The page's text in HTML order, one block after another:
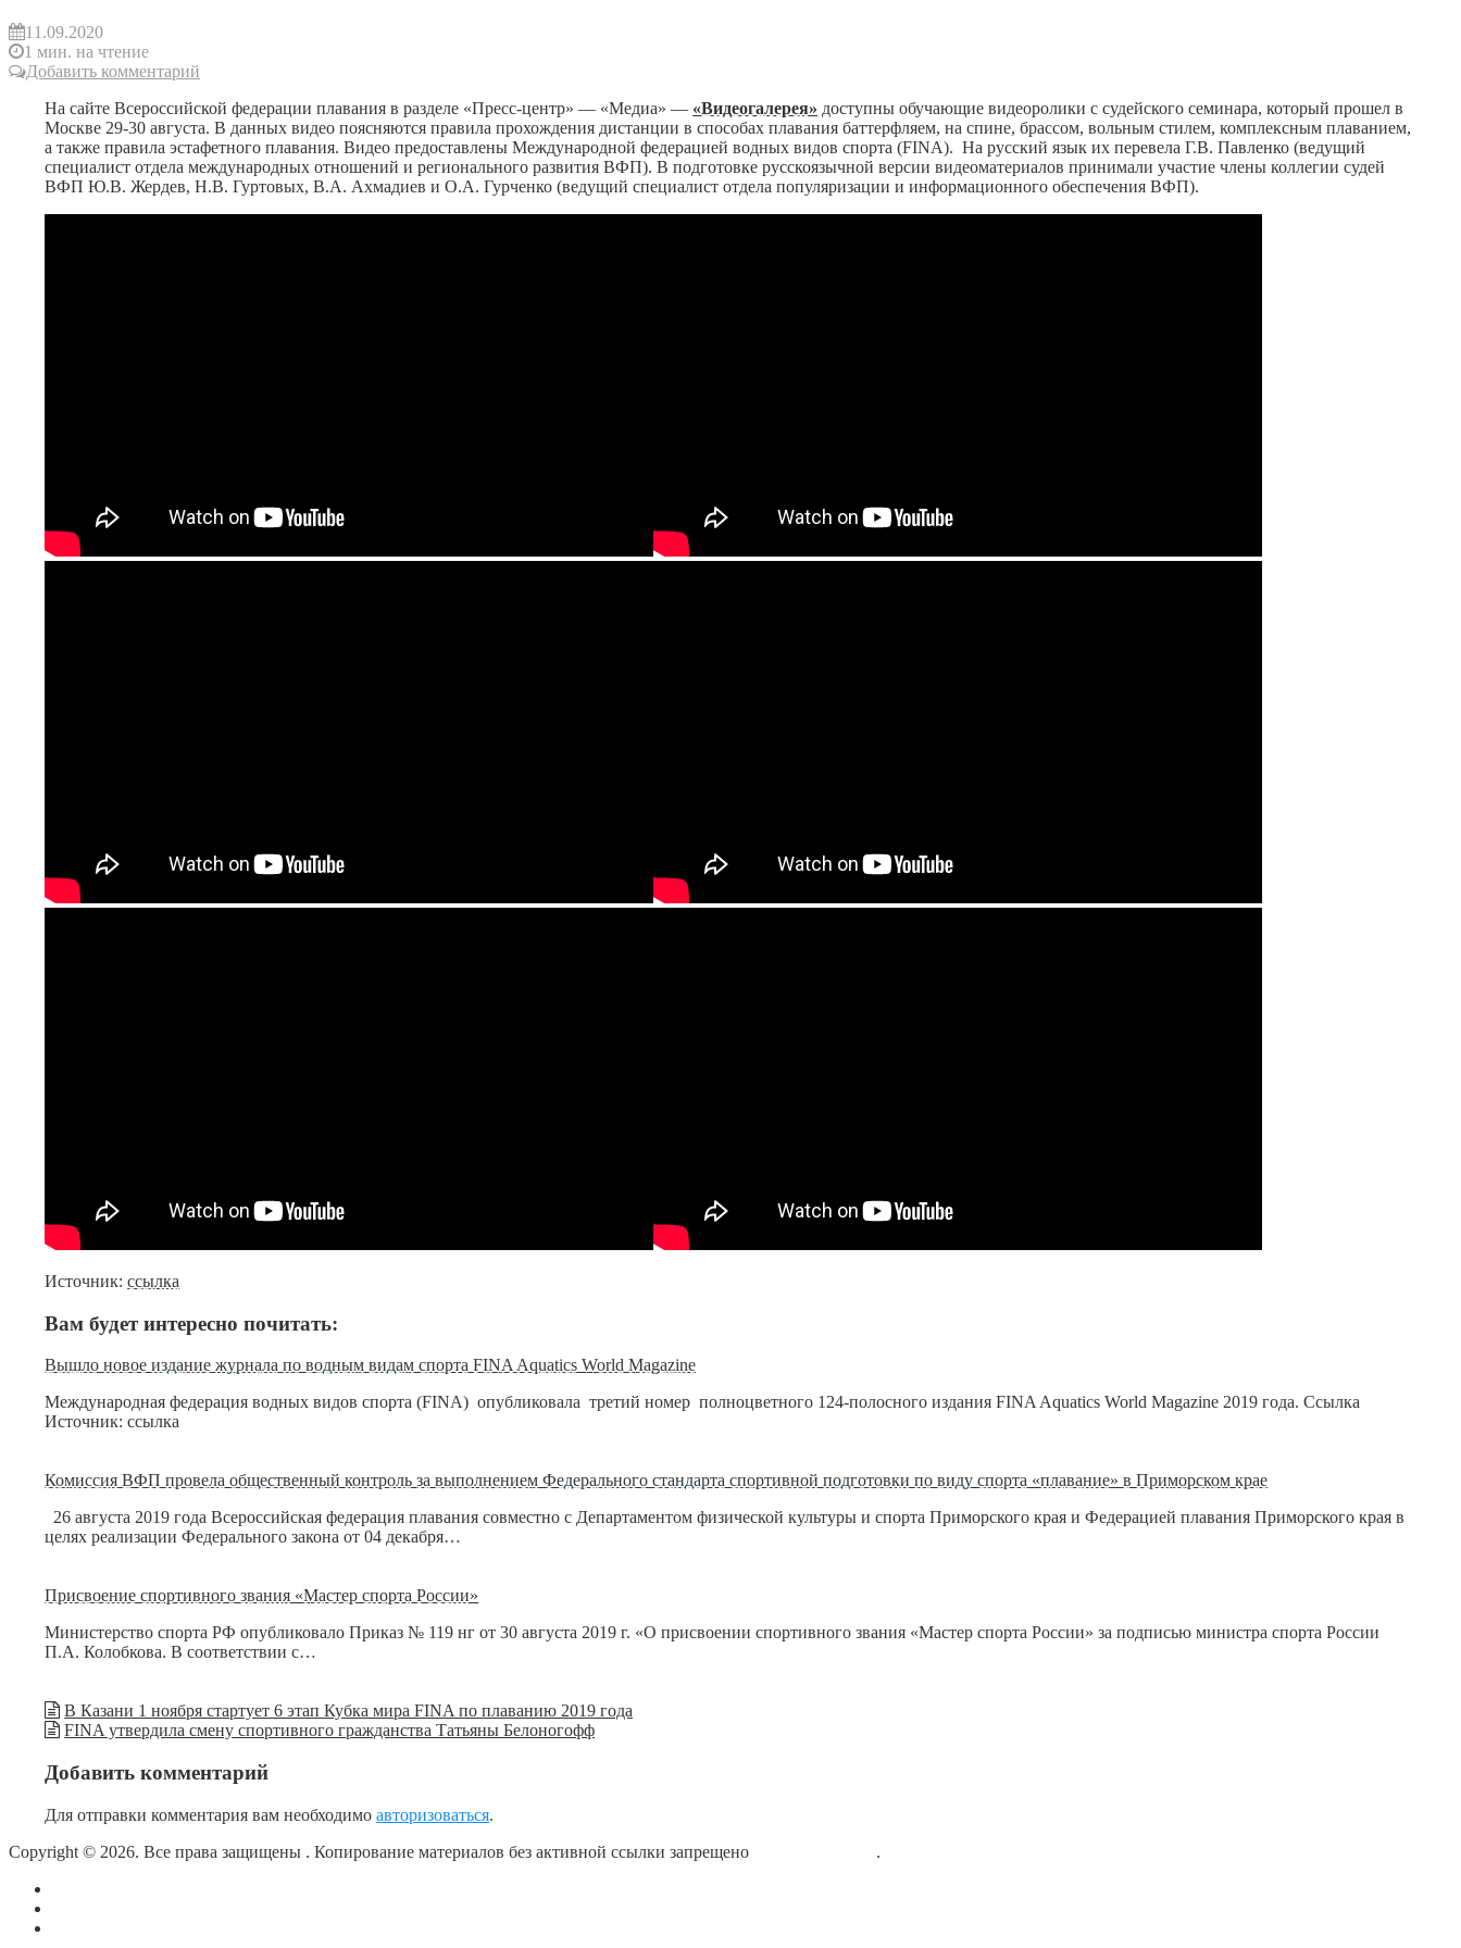
11.09.2020
1 мин. на чтение
Добавить комментарий
На сайте Всероссийской федерации плавания в разделе «Пресс-центр» — «Медиа» — «Видеогалерея» доступны обучающие видеоролики с судейского семинара, который прошел в
Москве 29-30 августа. В данных видео поясняются правила прохождения дистанции в способах плавания баттерфляем, на спине, брассом, вольным стилем, комплексным плаванием,
а также правила эстафетного плавания. Видео предоставлены Международной федерацией водных видов спорта (FINA). На русский язык их перевела Г.В. Павленко (ведущий
специалист отдела международных отношений и регионального развития ВФП). В подготовке русскоязычной версии видеоматериалов принимали участие члены коллегии судей
ВФП Ю.В. Жердев, Н.В. Гуртовых, В.А. Ахмадиев и О.А. Гурченко (ведущий специалист отдела популяризации и информационного обеспечения ВФП).
Источник:ссылка
Вам будет интересно почитать:
Вышло новое издание журнала по водным видам спорта FINA Aquatics World Magazine
Международная федерация водных видов спорта (FINA) опубликовала третий номер полноцветного 124-полосного издания FINA Aquatics World Magazine 2019 года. Ссылка
Источник: ссылка
Комиссия ВФП провела общественный контроль за выполнением Федерального стандарта спортивной подготовки по виду спорта «плавание» в Приморском крае
26 августа 2019 года Всероссийская федерация плавания совместно с Департаментом физической культуры и спорта Приморского края и Федерацией плавания Приморского края в
целях реализации Федерального закона от 04 декабря…
Присвоение спортивного звания «Мастер спорта России»
Министерство спорта РФ опубликовало Приказ № 119 нг от 30 августа 2019 г. «О присвоении спортивного звания «Мастер спорта России» за подписью министра спорта России
П.А. Колобкова. В соответствии с…
В Казани 1 ноября стартует 6 этап Кубка мира FINA по плаванию 2019 года
FINA утвердила смену спортивного гражданства Татьяны Белоногофф
Добавить комментарий
Для отправки комментария вам необходимоавторизоваться.
Copyright © 2026. Все права защищены . Копирование материалов без активной ссылки запрещено
.